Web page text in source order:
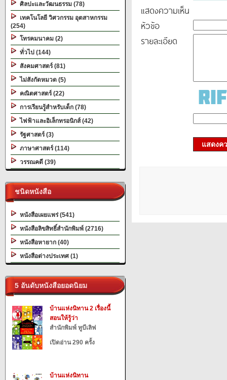
ศิลปะและวัฒนธรรม (78)
เทคโนโลยี วิศวกรรม อุตสาหกรรม
(254)
โทรคมนาคม (2)
ทั่วไป (144)
สังคมศาสตร์ (81)
ไม่สังกัดหมวด (5)
คณิตศาสตร์ (22)
การเรียนรู้สำหรับเด็ก (78)
ไฟฟ้าและอิเล็กทรอนิกส์ (42)
รัฐศาสตร์ (3)
ภาษาศาสตร์ (114)
วรรณคดี (39)
ชนิดหนังสือ
หนังสือเผยแพร่ (541)
หนังสือลิขสิทธิ์สำนักพิมพ์ (2716)
หนังสือหายาก (40)
หนังสือต่างประเทศ (1)
5 อันดับหนังสือยอดนิยม
บ้านแห่งนิทาน 2 เรื่องนี้
สอนให้รู้ว่า
สำนักพิมพ์ ทูบีเลิฟ
เปิดอ่าน 290 ครั้ง
บ้านแห่งนิทาน
แสดงความเห็น
หัวข้อ
รายละเอียด
แสดงค